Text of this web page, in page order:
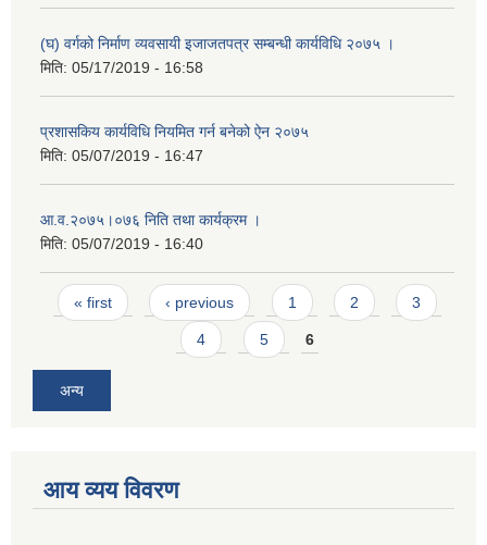
(घ) वर्गको निर्माण व्यवसायी इजाजतपत्र सम्बन्धी कार्यविधि २०७५ ।
मिति: 05/17/2019 - 16:58
प्रशासकिय कार्यविधि नियमित गर्न बनेको ऐन २०७५
मिति: 05/07/2019 - 16:47
आ.व.२०७५।०७६ निति तथा कार्यक्रम ।
मिति: 05/07/2019 - 16:40
Pages
« first ‹ previous 1 2 3
4 5 6
अन्य
आय व्यय विवरण